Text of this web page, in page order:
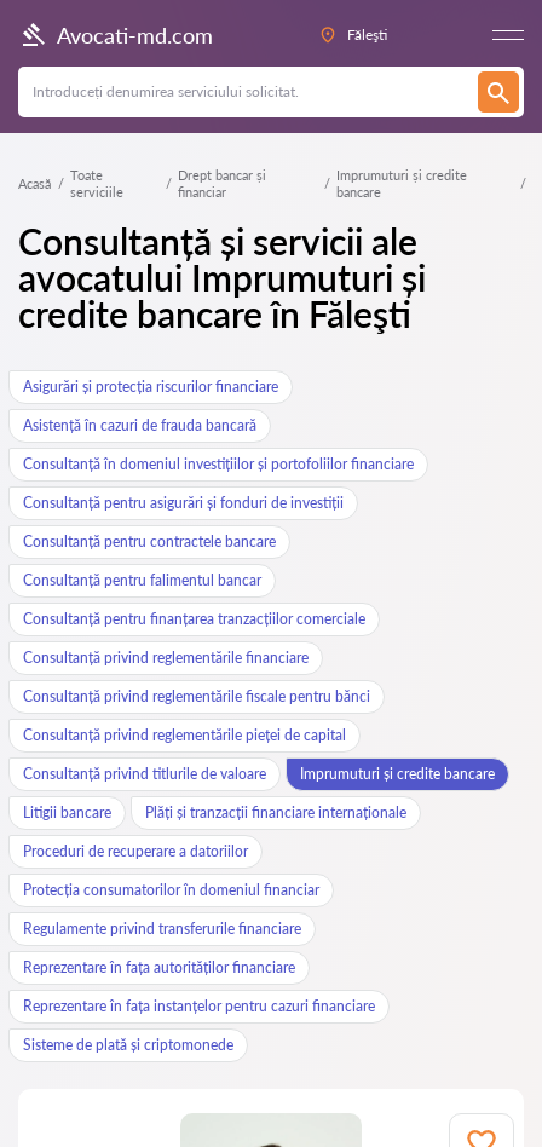
Avocati-md.com Făleşti
Acasă
Toate
serviciile
Drept bancar și
financiar
Imprumuturi și credite
bancare
Consultanță și servicii ale
avocatului Imprumuturi și
credite bancare în Făleşti
Asigurări și protecția riscurilor financiare
Asistență în cazuri de frauda bancară
Consultanță în domeniul investițiilor și portofoliilor financiare
Consultanță pentru asigurări și fonduri de investiții
Consultanță pentru contractele bancare
Consultanță pentru falimentul bancar
Consultanță pentru finanțarea tranzacțiilor comerciale
Consultanță privind reglementările financiare
Consultanță privind reglementările fiscale pentru bănci
Consultanță privind reglementările pieței de capital
Consultanță privind titlurile de valoare Imprumuturi și credite bancare
Litigii bancare Plăți și tranzacții financiare internaționale
Proceduri de recuperare a datoriilor
Protecția consumatorilor în domeniul financiar
Regulamente privind transferurile financiare
Reprezentare în fața autorităților financiare
Reprezentare în fața instanțelor pentru cazuri financiare
Sisteme de plată și criptomonede